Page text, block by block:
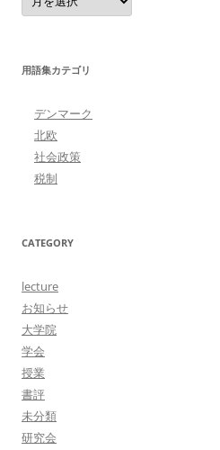
用語集カテゴリ
デンマーク
北欧
社会政策
税制
CATEGORY
lecture
お知らせ
大学院
学会
授業
書評
未分類
研究会